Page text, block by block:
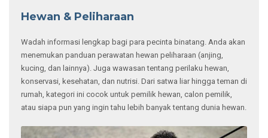
Hewan & Peliharaan
Wadah informasi lengkap bagi para pecinta binatang. Anda akan
menemukan panduan perawatan hewan peliharaan (anjing,
kucing, dan lainnya). Juga wawasan tentang perilaku hewan,
konservasi, kesehatan, dan nutrisi. Dari satwa liar hingga teman di
rumah, kategori ini cocok untuk pemilik hewan, calon pemilik,
atau siapa pun yang ingin tahu lebih banyak tentang dunia hewan.